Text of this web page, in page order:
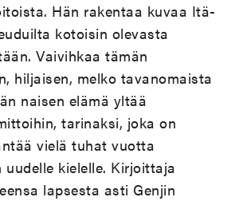
Hän rakentaa kuvaa Itä-
kotoisin olevasta
Vaivihkaa tämän
hiljaisen, melko tavanomaista
naisen elämä yltää
tarinaksi, joka on
vielä tuhat vuotta
uudelle kielelle. Kirjoittaja
lapsesta asti Genjin